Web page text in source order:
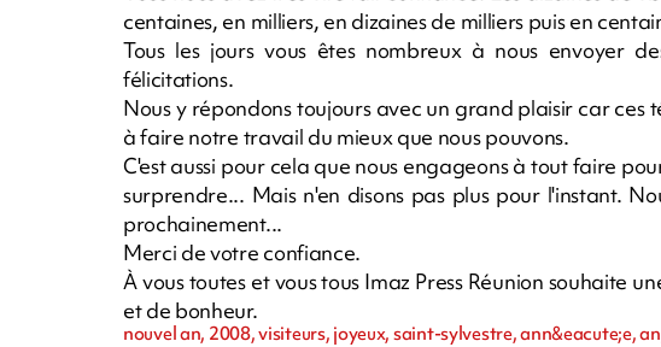
centaines, en milliers, en dizaines de milliers puis en
Tous les jours vous êtes nombreux à nous envoyer
félicitations.
Nous y répondons toujours avec un grand plaisir car ces
à faire notre travail du mieux que nous pouvons.
C'est aussi pour cela que nous engageons à tout faire
surprendre... Mais n'en disons pas plus pour l'instant.
prochainement...
Merci de votre confiance.
À vous toutes et vous tous Imaz Press Réunion souhaite
et de bonheur.
nouvel an, 2008, visiteurs, joyeux, saint-sylvestre, ann&eacute;e,